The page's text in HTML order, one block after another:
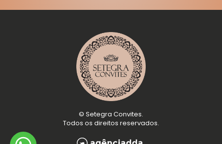
© Setegra Convites.
Todos os direitos reservados.